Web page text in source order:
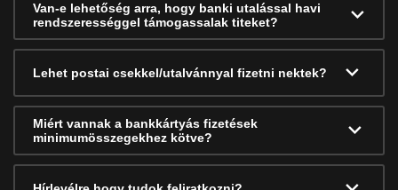
Van-e lehetőség arra, hogy banki utalással havi
rendszerességgel támogassalak titeket?
Lehet postai csekkel/utalvánnyal fizetni nektek?
Miért vannak a bankkártyás fizetések
minimumösszegekhez kötve?